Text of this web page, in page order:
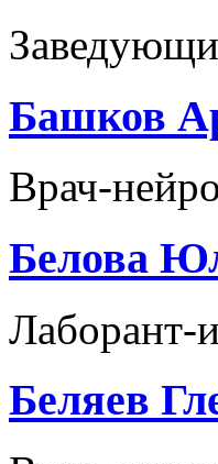
Башков
Врач-
Белова
Лаборант-
Беляев